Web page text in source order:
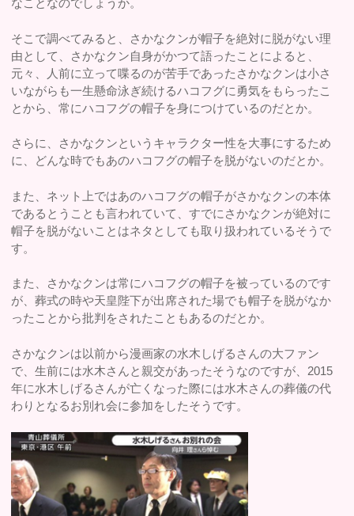
なことなのでしょうか。
そこで調べてみると、さかなクンが帽子を絶対に脱がない理
由として、さかなクン自身がかつて語ったことによると、
元々、人前に立って喋るのが苦手であったさかなクンは小さ
いながらも一生懸命泳ぎ続けるハコフグに勇気をもらったこ
とから、常にハコフグの帽子を身につけているのだとか。
さらに、さかなクンというキャラクター性を大事にするため
に、どんな時でもあのハコフグの帽子を脱がないのだとか。
また、ネット上ではあのハコフグの帽子がさかなクンの本体
であるとうことも言われていて、すでにさかなクンが絶対に
帽子を脱がないことはネタとしても取り扱われているそうで
す。
また、さかなクンは常にハコフグの帽子を被っているのです
が、葬式の時や天皇陛下が出席された場でも帽子を脱がなか
ったことから批判をされたこともあるのだとか。
さかなクンは以前から漫画家の水木しげるさんの大ファン
で、生前には水木さんと親交があったそうなのですが、2015
年に水木しげるさんが亡くなった際には水木さんの葬儀の代
わりとなるお別れ会に参加をしたそうです。